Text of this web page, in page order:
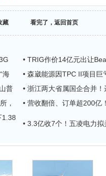
藏 看完了，返回首页
• TRIG作价14亿元出让
海
• 森崴能源因TPC II项目
普
• 浙江两大省属国企合并
，
• 营收翻倍、订单超200亿
1.38
• 3.3亿收7个！五凌电力